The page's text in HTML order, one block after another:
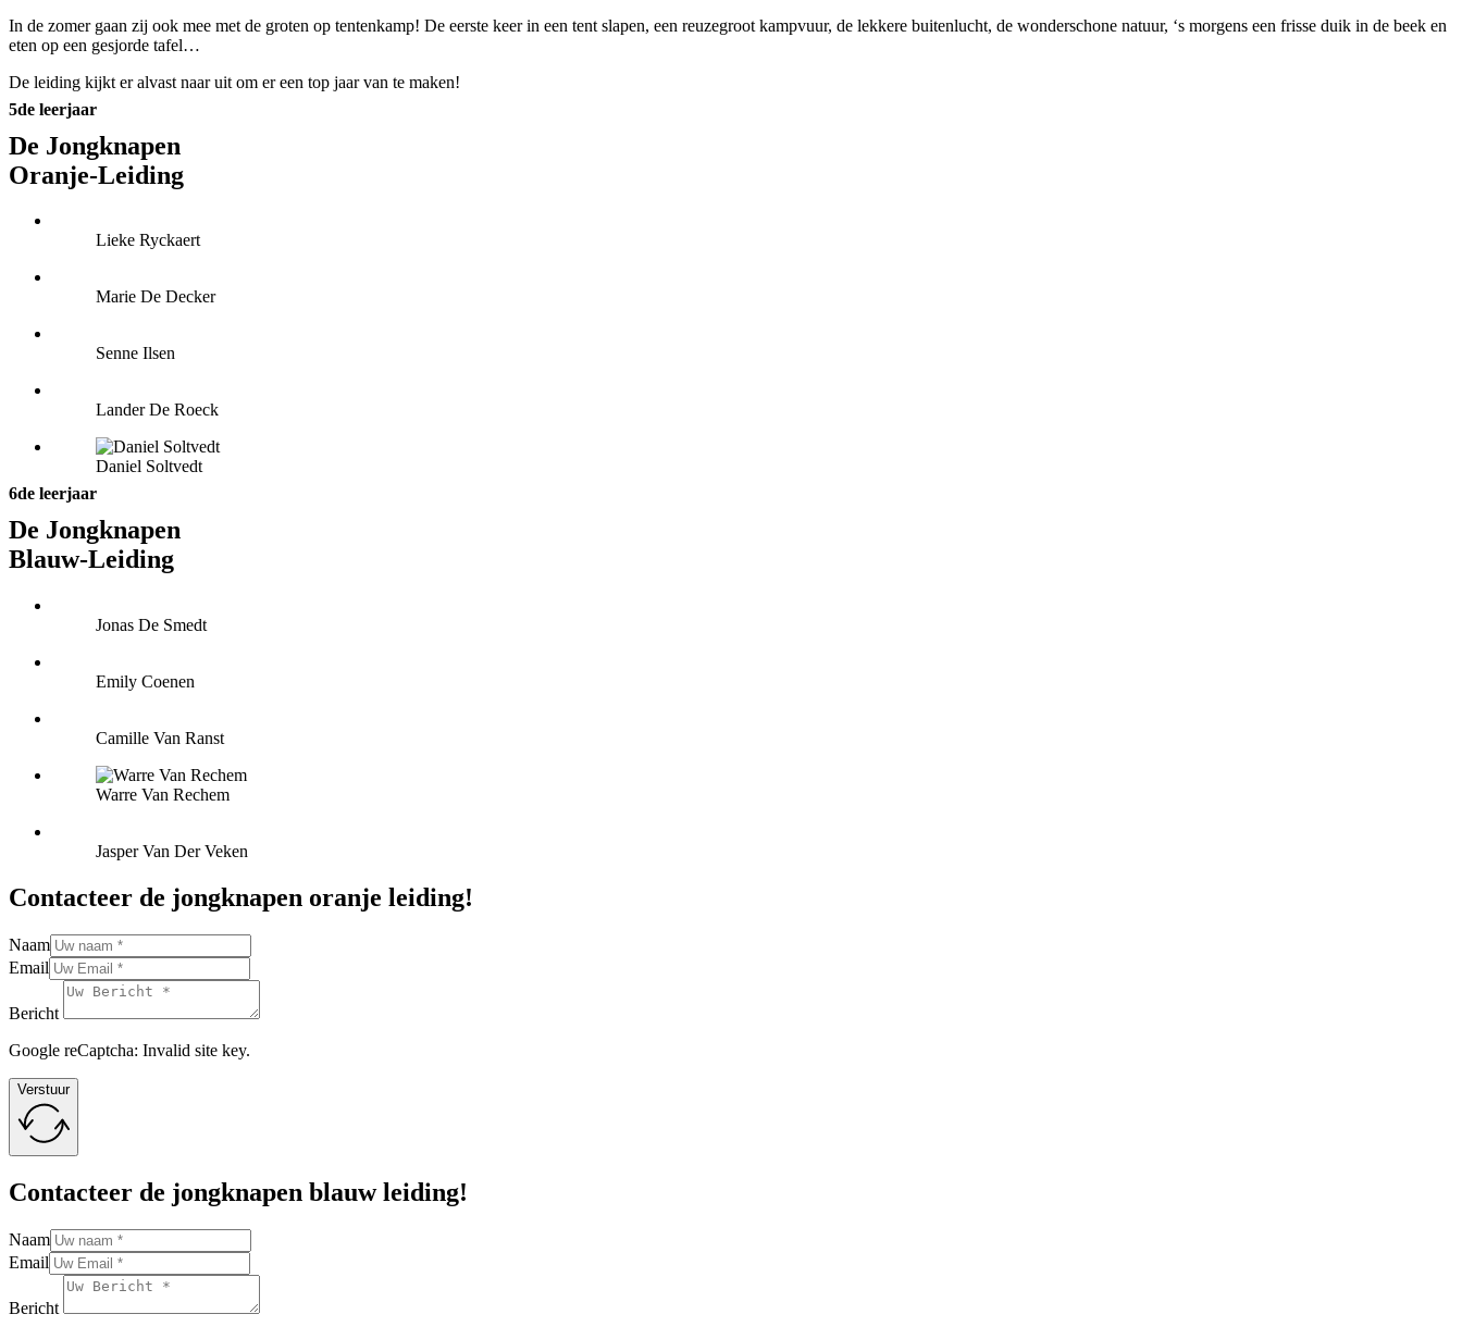
In de zomer gaan zij ook mee met de groten op tentenkamp! De eerste keer in een tent slapen, een reuzegroot kampvuur, de lekkere buitenlucht, de wonderschone natuur, ‘s morgens een frisse duik in de beek en
eten op een gesjorde tafel…
De leiding kijkt er alvast naar uit om er een top jaar van te maken!
5de leerjaar
De Jongknapen
Oranje-Leiding
Lieke Ryckaert
Marie De Decker
Senne Ilsen
Lander De Roeck
Daniel Soltvedt
6de leerjaar
De Jongknapen
Blauw-Leiding
Jonas De Smedt
Emily Coenen
Camille Van Ranst
Warre Van Rechem
Jasper Van Der Veken
Contacteer de jongknapen oranje leiding!
Naam
Email
Bericht
Google reCaptcha: Invalid site key.
Verstuur
Contacteer de jongknapen blauw leiding!
Naam
Email
Bericht